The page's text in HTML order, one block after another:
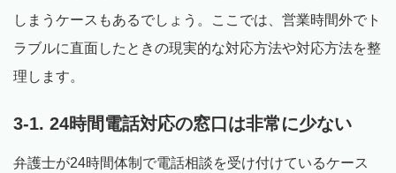
しまうケースもあるでしょう。ここでは、営業時間外でト
ラブルに直面したときの現実的な対応方法や対応方法を整
理します。
3-1. 24時間電話対応の窓口は非常に少ない
弁護士が24時間体制で電話相談を受け付けているケース